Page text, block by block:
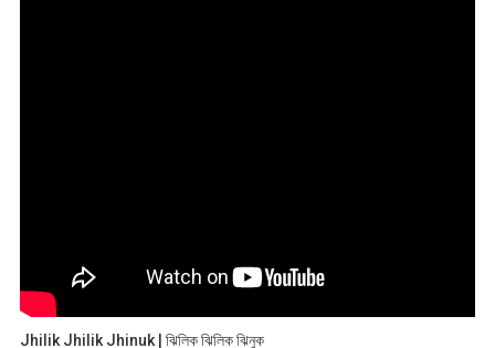
Jhilik Jhilik Jhinuk | ঝিলিক ঝিলিক ঝিনুক